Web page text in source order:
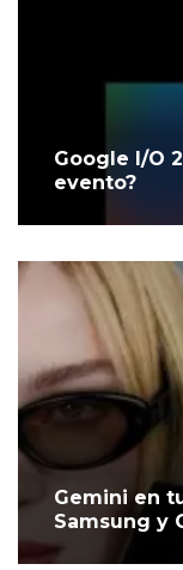
Google I/O
evento?
Gemini en
Samsung y